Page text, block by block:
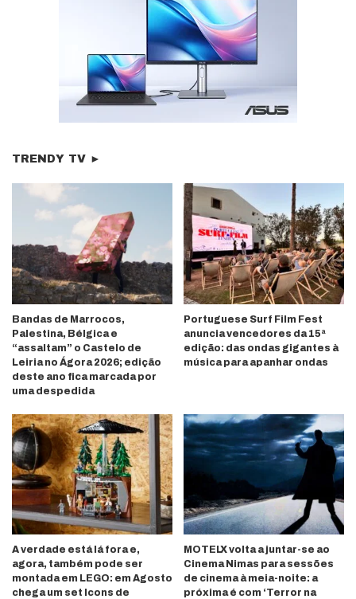
TRENDY TV ►
Bandas de Marrocos,
Palestina, Bélgica e
“assaltam” o Castelo de
Leiria no Ágora 2026; edição
deste ano fica marcada por
uma despedida
Portuguese Surf Film Fest
anuncia vencedores da 15ª
edição: das ondas gigantes à
música para apanhar ondas
A verdade está lá fora e,
agora, também pode ser
montada em LEGO: em Agosto
chega um set Icons de
MOTELX volta a juntar-se ao
Cinema Nimas para sessões
de cinema à meia-noite: a
próxima é com ‘Terror na